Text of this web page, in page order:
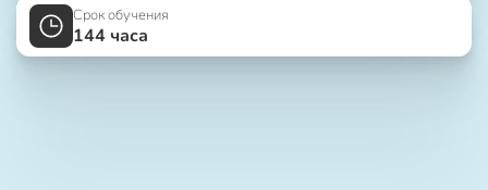
Срок обучения
144 часа